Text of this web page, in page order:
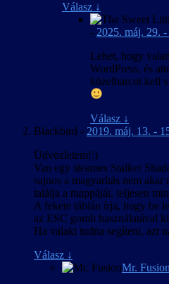
Válasz ↓
- 2025. máj. 29.
Lehet, hogy
WordPress, és
közelharcot kell
Válasz ↓
Blackbird - 2019. máj. 13. -
Üdvözletem!:)
Van egy steames Stalker
sajnos a magyarítás nem
találja a mappáját, teljesen
A fekete táblán írja, hogy be
az ESC gomb használatával
Ha valaki tudna segíteni, azt
Válasz ↓
Mr. Fusion